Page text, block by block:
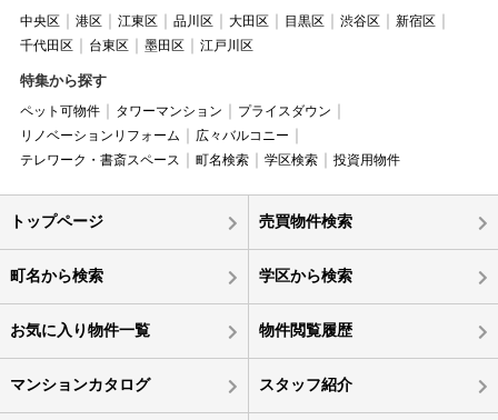
中央区 港区 江東区 品川区 大田区 目黒区 渋谷区
新宿区
千代田区
台東区 墨田区 江戸川区
特集から探す
ペット可物件 タワーマンション
プライスダウン
リノベーションリフォーム
広々バルコニー
テレワーク・書斎スペース
町名検索 学区検索 投資用物件
トップページ 売買物件検索
町名から検索 学区から検索
お気に入り物件一覧 物件閲覧履歴
マンションカタログ スタッフ紹介